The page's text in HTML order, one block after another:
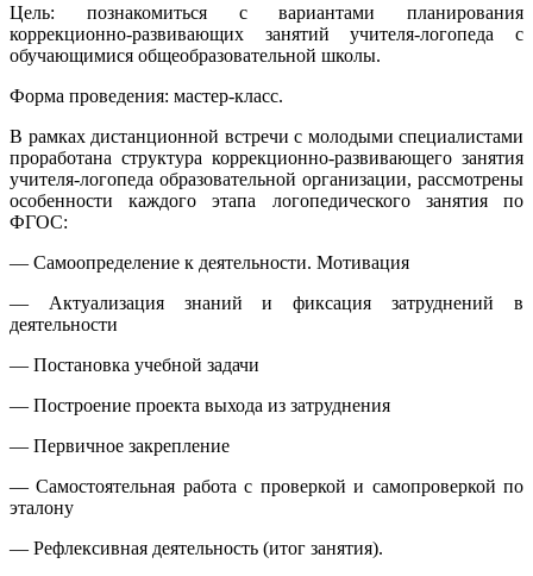
Цель: познакомиться с вариантами планирования
коррекционно-развивающих занятий учителя-логопеда с
обучающимися общеобразовательной школы.
Форма проведения: мастер-класс.
В рамках дистанционной встречи с молодыми специалистами
проработана структура коррекционно-развивающего занятия
учителя-логопеда образовательной организации, рассмотрены
особенности каждого этапа логопедического занятия по
ФГОС:
— Самоопределение к деятельности. Мотивация
— Актуализация знаний и фиксация затруднений в
деятельности
— Постановка учебной задачи
— Построение проекта выхода из затруднения
— Первичное закрепление
— Самостоятельная работа с проверкой и самопроверкой по
эталону
— Рефлексивная деятельность (итог занятия).